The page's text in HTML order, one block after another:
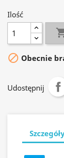
Ilość
 Obecnie
Udostępnij